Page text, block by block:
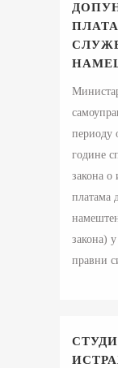
периоду
године
закона о
платама
закона)
правни